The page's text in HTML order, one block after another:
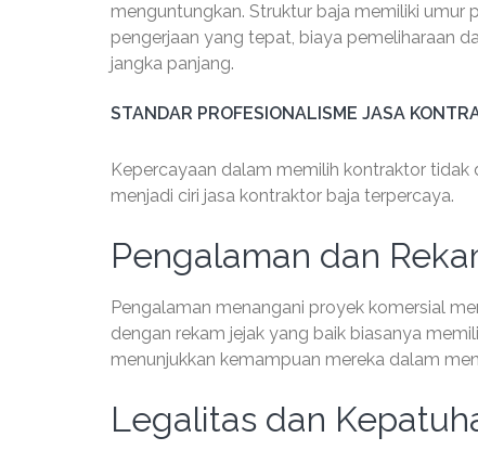
menguntungkan. Struktur baja memiliki umur
pengerjaan yang tepat, biaya pemeliharaan
jangka panjang.
STANDAR PROFESIONALISME JASA
Kepercayaan dalam memilih kontraktor
menjadi ciri jasa kontraktor baja terpercaya.
Pengalaman dan
Pengalaman menangani proyek komersial
dengan rekam jejak yang baik biasanya
menunjukkan kemampuan mereka dalam
Legalitas dan